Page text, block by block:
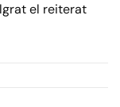
el reiterat